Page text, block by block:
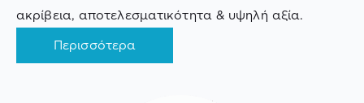
ακρίβεια, αποτελεσματικότητα & υψηλή αξία.
Περισσότερα